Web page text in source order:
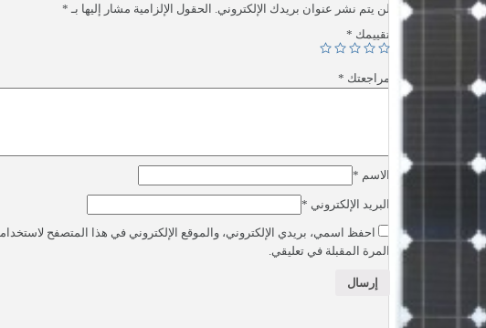
لن يتم نشر عنوان بريدك الإلكتروني. الحقول الإلزامية مشار إليها بـ *
تقييمك *
مراجعتك *
الاسم *
البريد الإلكتروني *
احفظ اسمي، بريدي الإلكتروني، والموقع الإلكتروني في هذا المتصفح
المرة المقبلة في تعليقي.